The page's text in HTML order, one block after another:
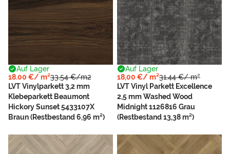
Auf Lager
18.00 €/ m²33.54 €/m2
LVT Vinylparkett 3,2 mm
Klebeparkett Beaumont
Hickory Sunset 5433107X
Braun (Restbestand 6,96 m²)
Auf Lager
18,00 €/ m²31.44 €/ m²
LVT Vinyl Parkett Excellence
2,5 mm Washed Wood
Midnight 1126816 Grau
(Restbestand 13,38 m²)